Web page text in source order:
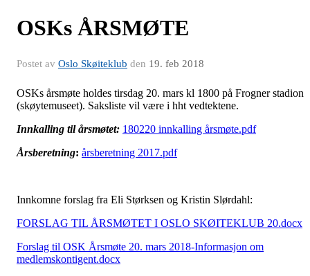
OSKs ÅRSMØTE
Postet av Oslo Skøiteklub den 19. feb 2018
OSKs årsmøte holdes tirsdag 20. mars kl 1800 på Frogner stadion
(skøytemuseet). Saksliste vil være i hht vedtektene.
Innkalling til årsmøtet: 180220 innkalling årsmøte.pdf
Årsberetning: årsberetning 2017.pdf
Innkomne forslag fra Eli Størksen og Kristin Slørdahl:
FORSLAG TIL ÅRSMØTET I OSLO SKØITEKLUB 20.docx
Forslag til OSK Årsmøte 20. mars 2018-Informasjon om
medlemskontigent.docx